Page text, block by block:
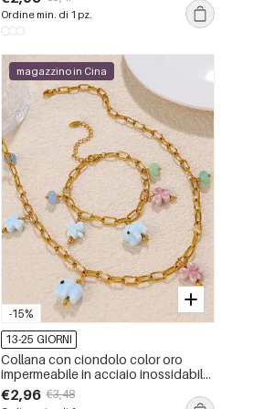
Ordine min. di 1 pz.
-15%
magazzino in Cina
13-25 GIORNI
Collana con ciondolo color oro
impermeabile in acciaio inossidabile
oceanico da 1 pezzo
€2,96 €3,48